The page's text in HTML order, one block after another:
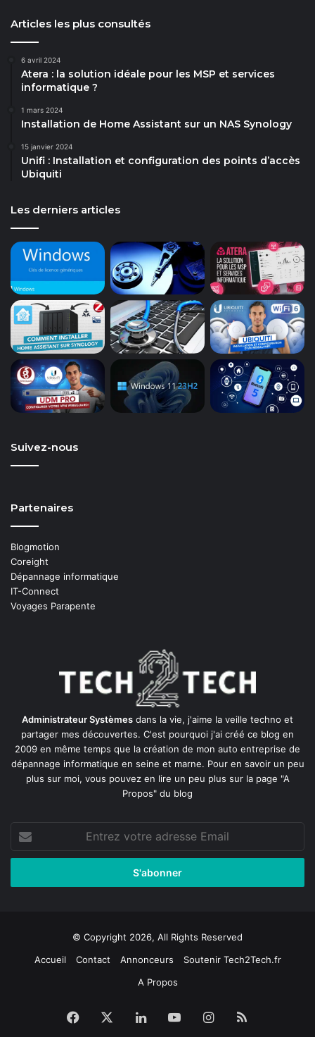
Articles les plus consultés
6 avril 2024
Atera : la solution idéale pour les MSP et services
informatique ?
1 mars 2024
Installation de Home Assistant sur un NAS Synology
15 janvier 2024
Unifi : Installation et configuration des points d’accès
Ubiquiti
Les derniers articles
Suivez-nous
Partenaires
Blogmotion
Coreight
Dépannage informatique
IT-Connect
Voyages Parapente
Administrateur Systèmes dans la vie, j'aime la veille techno et
partager mes découvertes. C'est pourquoi j'ai créé ce blog en
2009 en même temps que la création de mon auto entreprise de
dépannage informatique en seine et marne. Pour en savoir un peu
plus sur moi, vous pouvez en lire un peu plus sur la page "A
Propos" du blog
Entrez
votre
adresse
© Copyright 2026, All Rights Reserved
Accueil
Contact Annonceurs
Soutenir Tech2Tech.fr
A Propos
Facebook LinkedinYouTubeInstagram